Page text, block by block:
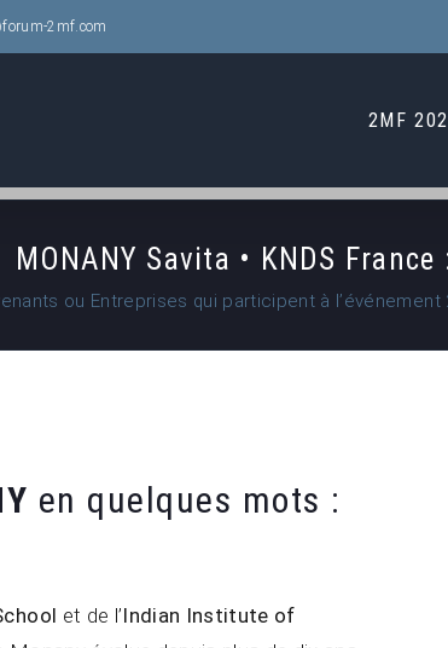
2mf.com
2MF
MONANY Savita • KNDS
ou Entreprises qui participent à l’événement
en quelques mots :
et de l’Indian Institute of